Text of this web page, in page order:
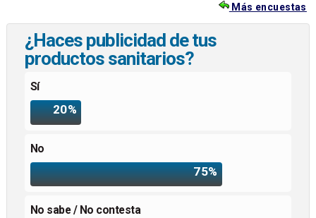
Más encuestas
¿Haces publicidad de tus
productos sanitarios?
Sí
20%
No
75%
No sabe / No contesta